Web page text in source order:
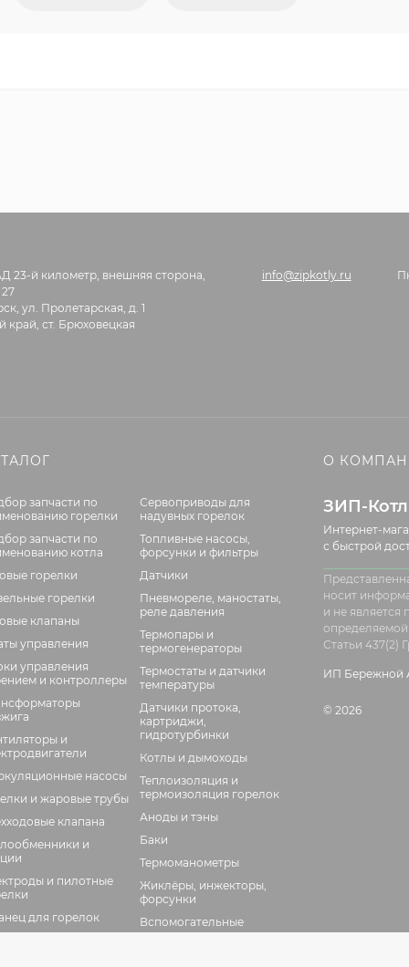
23-й километр, внешняя сторона,
ул. Пролетарская, д. 1
край, ст. Брюховецкая
info@zipkotly.ru
запчасти по
горелки
запчасти по
котла
горелки
горелки
клапаны
управления
управления
и контроллеры
и
насосы
и жаровые трубы
клапана
и
и пилотные
для горелок
Сервоприводы для
надувных горелок
Топливные насосы,
форсунки и фильтры
Датчики
Пневмореле, маностаты,
реле давления
Термопары и
термогенераторы
Термостаты и датчики
температуры
Датчики протока,
картриджи,
гидротурбинки
Котлы и дымоходы
Теплоизоляция и
термоизоляция горелок
Аноды и тэны
Баки
Термоманометры
Жиклёры, инжекторы,
форсунки
Вспомогательные
элементы
О
ЗИП-
Интернет-
с быстрой
носит
и не является
Статьи 437(2)
ИП Бережной
© 2026